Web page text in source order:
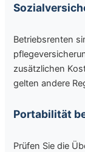
Betriebsrenten
zusätzlichen
gelten andere
Portabilität
Prüfen Sie die